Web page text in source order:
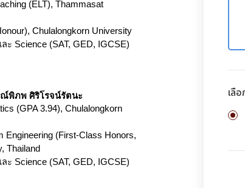
เลื
(ELT), Thammasat
Chulalongkorn University
Science (SAT, GED, IGCSE)
ณ์พิภพ ศิริโรจน์รัตนะ
(GPA 3.94), Chulalongkorn
Engineering (First-Class Honors,
Thailand
Science (SAT, GED, IGCSE)